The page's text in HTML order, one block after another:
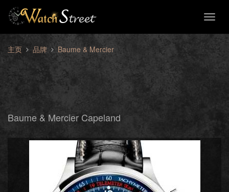
主页 品牌 Baume & Mercier
Baume & Mercier Capeland